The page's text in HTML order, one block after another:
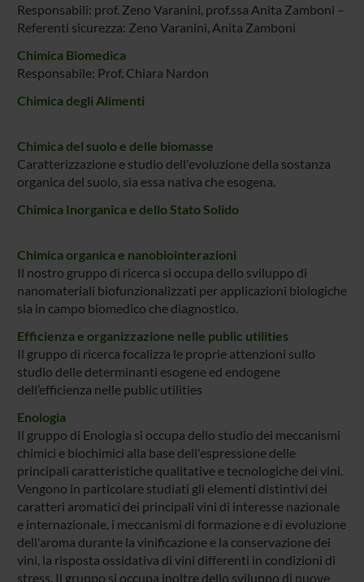
Responsabili: prof. Zeno Varanini, prof.ssa Anita Zamboni –
Referenti sicurezza: Zeno Varanini, Anita Zamboni
Chimica Biomedica
Responsabile: Prof. Chiara Nardon
Chimica degli Alimenti
Chimica del suolo e delle biomasse
Caratterizzazione e studio dell'evoluzione della sostanza
organica del suolo, sia essa nativa che esogena.
Chimica Inorganica e dello Stato Solido
Chimica organica e nanobiointerazioni
Il nostro gruppo di ricerca si occupa dello sviluppo di
nanomateriali biofunzionalizzati per applicazioni biologiche
sia in campo biomedico che diagnostico.
Efficienza e organizzazione nelle public utilities
Il gruppo di ricerca focalizza le proprie attenzioni sullo
studio delle determinanti esogene ed endogene
dell’efficienza nelle public utilities
Enologia
Il gruppo di Enologia si occupa dello studio dei meccanismi
chimici e biochimici alla base dell'espressione delle
principali caratteristiche qualitative e tecnologiche dei vini.
Vengono in particolare studiati gli elementi distintivi dei
caratteri aromatici dei principali vini di interesse nazionale
e internazionale, i meccanismi di formazione e di evoluzione
dell'aroma durante la vinificazione e la conservazione dei
vini, la risposta ossidativa di vini differenti in condizioni di
stress. Il gruppo si occupa inoltre dello sviluppo di nuove